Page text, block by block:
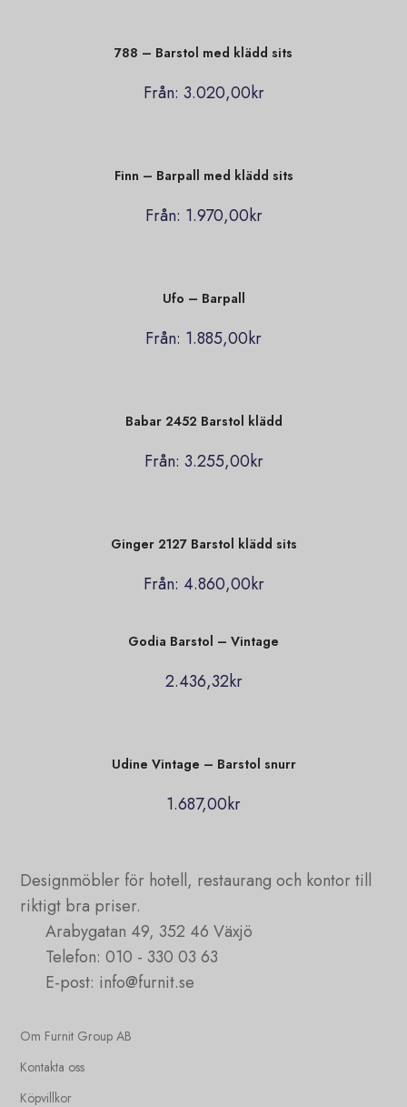
788 – Barstol med klädd sits
Från: 3.020,00kr
Finn – Barpall med klädd sits
Från: 1.970,00kr
Ufo – Barpall
Från: 1.885,00kr
Babar 2452 Barstol klädd
Från: 3.255,00kr
Ginger 2127 Barstol klädd sits
Från: 4.860,00kr
Godia Barstol – Vintage
2.436,32kr
Udine Vintage – Barstol snurr
1.687,00kr
Designmöbler för hotell, restaurang och kontor till
riktigt bra priser.
Arabygatan 49, 352 46 Växjö
Telefon: 010 - 330 03 63
E-post: info@furnit.se
Om Furnit Group AB
Kontakta oss
Köpvillkor